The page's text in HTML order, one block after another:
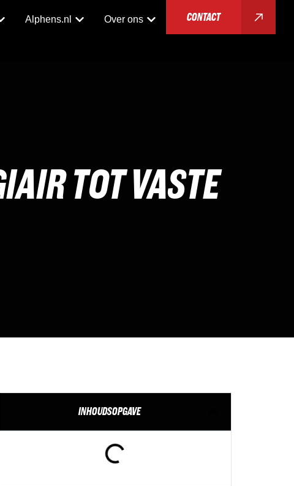
Alphens.nl Over ons CONTACT
TOT VASTE
INHOUDSOPGAVE